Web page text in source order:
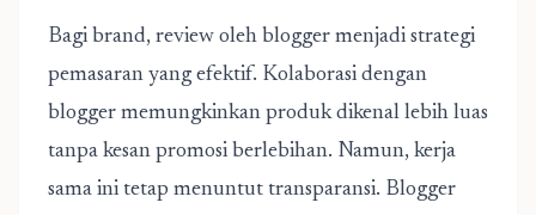
Bagi brand, review oleh blogger menjadi strategi
pemasaran yang efektif. Kolaborasi dengan
blogger memungkinkan produk dikenal lebih luas
tanpa kesan promosi berlebihan. Namun, kerja
sama ini tetap menuntut transparansi. Blogger